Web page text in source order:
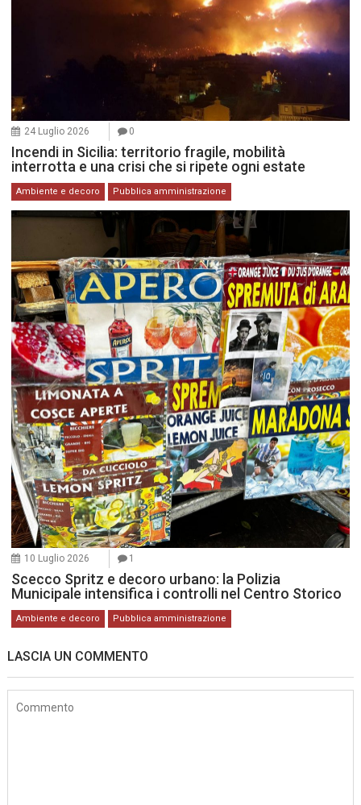
24 Luglio 2026 0
Incendi in Sicilia: territorio fragile, mobilità
interrotta e una crisi che si ripete ogni estate
Ambiente e decoro Pubblica amministrazione
10 Luglio 2026 1
Scecco Spritz e decoro urbano: la Polizia
Municipale intensifica i controlli nel Centro Storico
Ambiente e decoro Pubblica amministrazione
LASCIA UN COMMENTO